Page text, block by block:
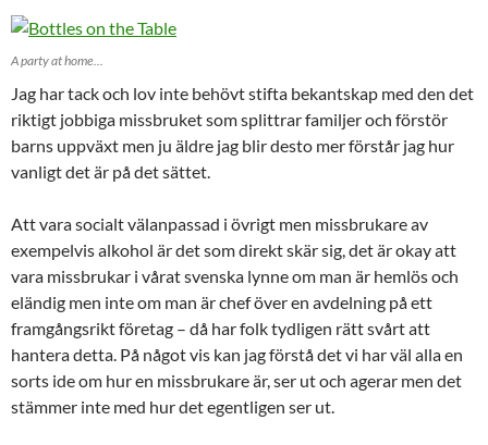
A party at home...
Jag har tack och lov inte behövt stifta bekantskap med den det
riktigt jobbiga missbruket som splittrar familjer och förstör
barns uppväxt men ju äldre jag blir desto mer förstår jag hur
vanligt det är på det sättet.
Att vara socialt välanpassad i övrigt men missbrukare av
exempelvis alkohol är det som direkt skär sig, det är okay att
vara missbrukar i vårat svenska lynne om man är hemlös och
eländig men inte om man är chef över en avdelning på ett
framgångsrikt företag – då har folk tydligen rätt svårt att
hantera detta. På något vis kan jag förstå det vi har väl alla en
sorts ide om hur en missbrukare är, ser ut och agerar men det
stämmer inte med hur det egentligen ser ut.